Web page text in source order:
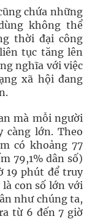
chứa những
không thể
thời đại công
tục tăng lên
nghĩa với việc
xã hội đang
mà mỗi người
càng lớn. Theo
có khoảng 77
79,1% dân số)
19 phút để truy
con số lớn với
như chúng ta,
từ 6 đến 7 giờ